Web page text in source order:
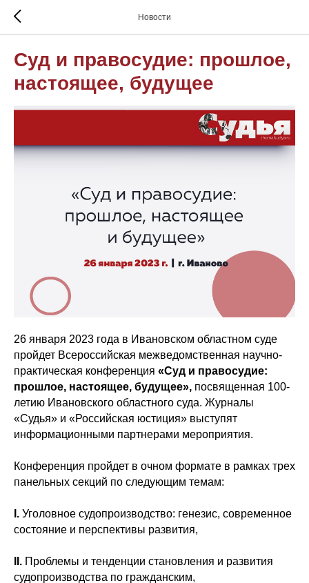
Новости
Суд и правосудие: прошлое,
настоящее, будущее
26 января 2023 года в Ивановском областном суде
пройдет Всероссийская межведомственная научно-
практическая конференция «Суд и правосудие:
прошлое, настоящее, будущее», посвященная 100-
летию Ивановского областного суда. Журналы
«Судья» и «Российская юстиция» выступят
информационными партнерами мероприятия.
Конференция пройдет в очном формате в рамках трех
панельных секций по следующим темам:
I. Уголовное судопроизводство: генезис, современное
состояние и перспективы развития,
II. Проблемы и тенденции становления и развития
судопроизводства по гражданским,